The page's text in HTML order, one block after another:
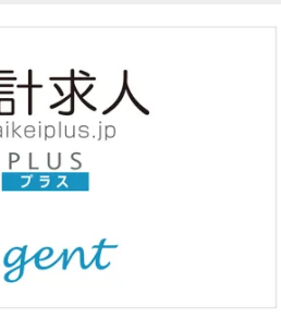
会員登録
版サイトを見る
ご担当者様